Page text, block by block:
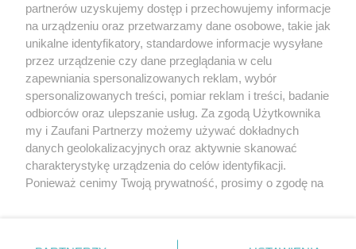
O FIRMIE POLITYKA PRYWATNOŚCI HOSTING
REKLAMA WSPÓŁPRACA RSS FACEBOOK KONTAKT
Nasze serwisy
Aktualności
Tcz24
Muzyka i kultura
Archiwum wydarzeń
partnerów uzyskujemy dostęp i przechowujemy informacje
na urządzeniu oraz przetwarzamy dane osobowe, takie jak
unikalne identyfikatory, standardowe informacje wysyłane
przez urządzenie czy dane przeglądania w celu
zapewniania spersonalizowanych reklam, wybór
spersonalizowanych treści, pomiar reklam i treści, badanie
odbiorców oraz ulepszanie usług. Za zgodą Użytkownika
my i Zaufani Partnerzy możemy używać dokładnych
danych geolokalizacyjnych oraz aktywnie skanować
charakterystykę urządzenia do celów identyfikacji.
Ponieważ cenimy Twoją prywatność, prosimy o zgodę na